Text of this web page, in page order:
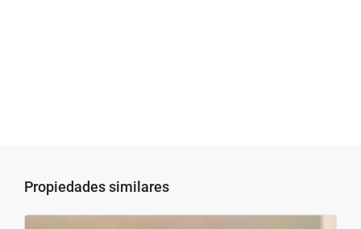
Propiedades similares